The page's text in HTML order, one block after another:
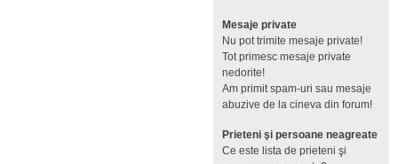
Mesaje private
Nu pot trimite mesaje private!
Tot primesc mesaje private
nedorite!
Am primit spam-uri sau mesaje
abuzive de la cineva din forum!
Prieteni şi persoane neagreate
Ce este lista de prieteni şi